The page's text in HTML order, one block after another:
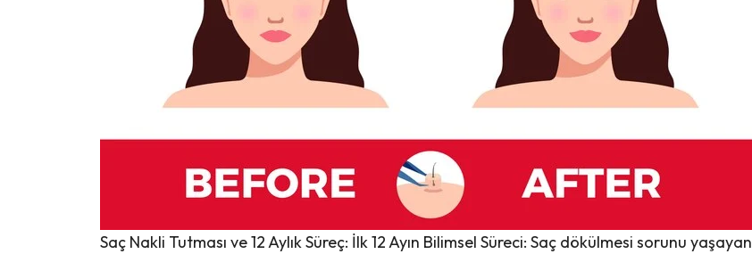
Saç Nakli Tutması ve 12 Aylık Süreç: İlk 12 Ayın Bilimsel Süreci: Saç dökülmesi sorunu yaşayan